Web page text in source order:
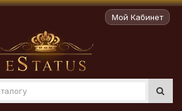
Мой Кабинет